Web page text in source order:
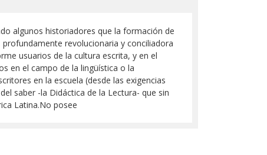
algunos historiadores que la formación de
revolucionaria y conciliadora
usuarios de la cultura escrita, y en el
en el campo de la lingüística o la
en la escuela (desde las exigencias
saber -la Didáctica de la Lectura- que sin
Latina.No posee